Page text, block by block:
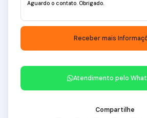
Atendimento pelo
Compartilhe